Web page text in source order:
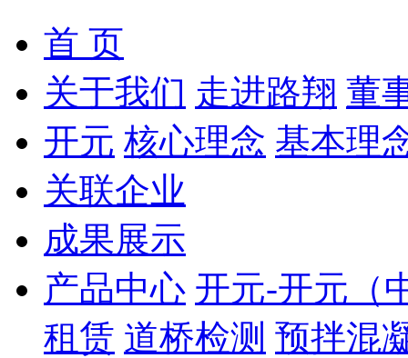
首 页
关于我们 走进路翔 董
开元 核心理念 基本理
关联企业
成果展示
产品中心 开元-开元（
租赁 道桥检测 预拌混